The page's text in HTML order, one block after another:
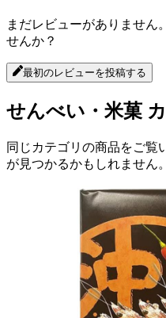
まだレビューがありません
せんか？
最初のレビューを投稿する
せんべい・米菓
同じカテゴリの商品をご覧
が見つかるかもしれません。